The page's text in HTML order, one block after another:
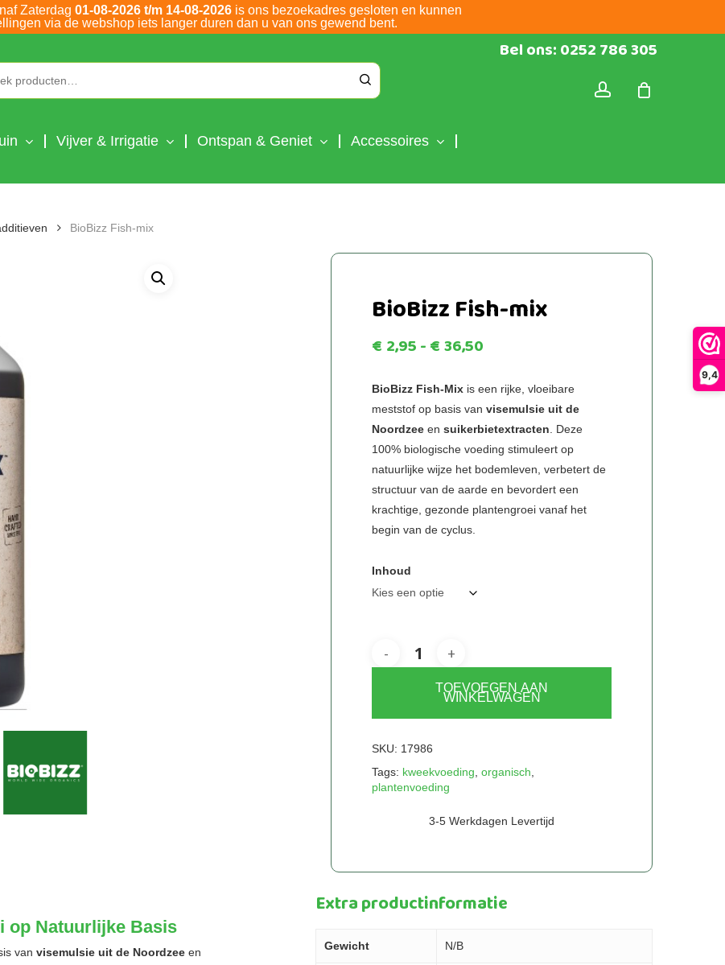
9,4
Zaterdag 01-08-2026 t/m 14-08-2026is ons bezoekadres gesloten en kunnen
via de webshop iets langer duren dan u van ons gewend bent.
Bel ons: 0252 786 305
Vijver & Irrigatie Ontspan & Geniet Accessoires
BioBizz Fish-mix
BioBizz Fish-mix
€ 2,95-€36,50
tot
€36,50
BioBizz Fish-Mix is een rijke, vloeibare
meststof op basis van visemulsie uit de
Noordzee en suikerbietextracten . Deze
100% biologische voeding stimuleert op
natuurlijke wijze het bodemleven, verbetert de
structuur van de aarde en bevordert een
krachtige, gezonde plantengroei vanaf het
begin van de cyclus.
Inhoud
TOEVOEGEN AAN
WINKELWAGEN
SKU: 17986
Tags: kweekvoeding organisch
plantenvoeding
3-5 Werkdagen Levertijd
op Natuurlijke Basis
van visemulsie uit de Noordzee en
Extra productinformatie
Gewicht N/B